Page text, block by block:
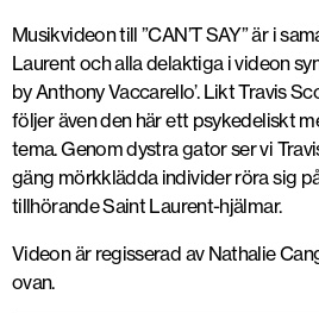
Musikvideon till ”CAN’T SAY” är i
Laurent och alla delaktiga i videon
by Anthony Vaccarello’. Likt Travis
följer även den här ett psykedeliskt
tema. Genom dystra gator ser vi
gäng mörkklädda individer röra sig
tillhörande Saint Laurent-hjälmar.
Videon är regisserad av Nathalie
ovan.